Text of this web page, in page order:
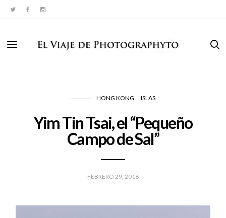
HONG KONG ISLAS
Yim Tin Tsai, el “Pequeño
Campo de Sal”
FEBRERO 29, 2016